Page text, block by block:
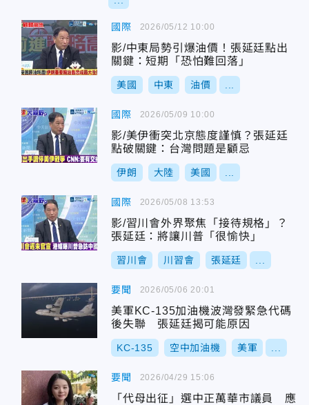
國際
影/中東局勢引爆油價！張延廷點出
關鍵：短期「恐怕難回落」
美國 中東 油價
2026/05/12 10:00
國際
影/美伊衝突北京態度謹慎？張延廷
點破關鍵：台灣問題是顧忌
伊朗 大陸 美國
2026/05/09 10:00
國際
影/習川會外界聚焦「接待規格」？
張延廷：將讓川普「很愉快」
習川會 川習會 張延廷
2026/05/08 13:53
要聞
美軍KC-135加油機波灣發緊急代碼
後失聯 張延廷揭可能原因
KC-135 空中加油機 美軍
2026/05/06 20:01
要聞
「代母出征」選中正萬華市議員 應
2026/04/29 15:06